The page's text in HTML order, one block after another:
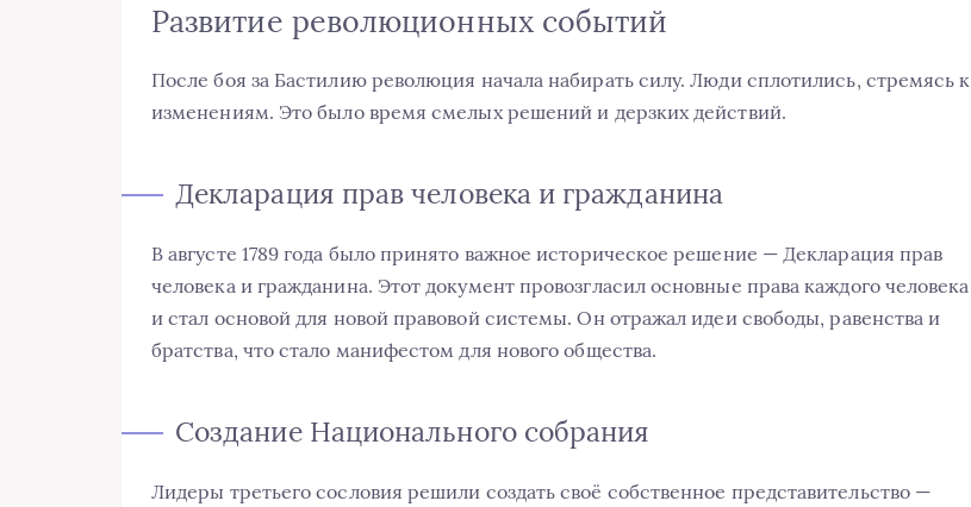
Развитие революционных событий
После боя за Бастилию революция начала набирать силу. Люди сплотились, стремясь к
изменениям. Это было время смелых решений и дерзких действий.
Декларация прав человека и гражданина
В августе 1789 года было принято важное историческое решение — Декларация прав
человека и гражданина. Этот документ провозгласил основные права каждого человека
и стал основой для новой правовой системы. Он отражал идеи свободы, равенства и
братства, что стало манифестом для нового общества.
Создание Национального собрания
Лидеры третьего сословия решили создать своё собственное представительство —